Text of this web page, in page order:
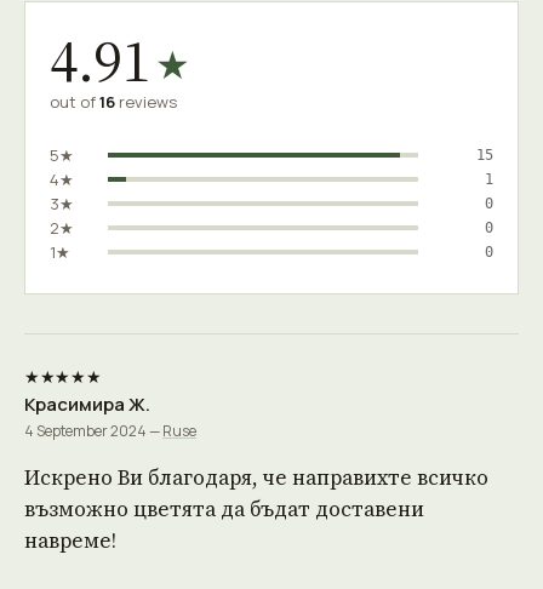
4.91★
out of16 reviews
5★ 15
4★ 1
3★ 0
2★ 0
1★ 0
★★★★★
Красимира Ж.
4 September 2024 —Ruse
Искрено Ви благодаря, че направихте всичко
възможно цветята да бъдат доставени
навреме!